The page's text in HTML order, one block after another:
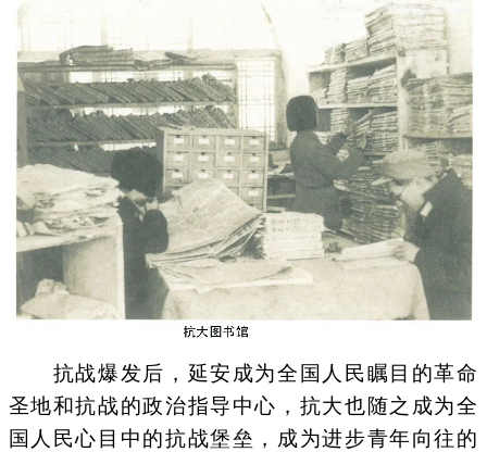
抗战爆发后，延安成为全国人民瞩目的革命
圣地和抗战的政治指导中心，抗大也随之成为全
国人民心目中的抗战堡垒，成为进步青年向往的